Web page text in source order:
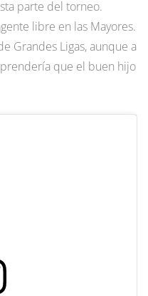
parte del torneo.
libre en las Mayores.
Grandes Ligas, aunque a
que el buen hijo